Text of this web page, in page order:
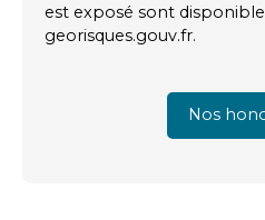
est exposé sont
georisques.gouv.fr.
Nos